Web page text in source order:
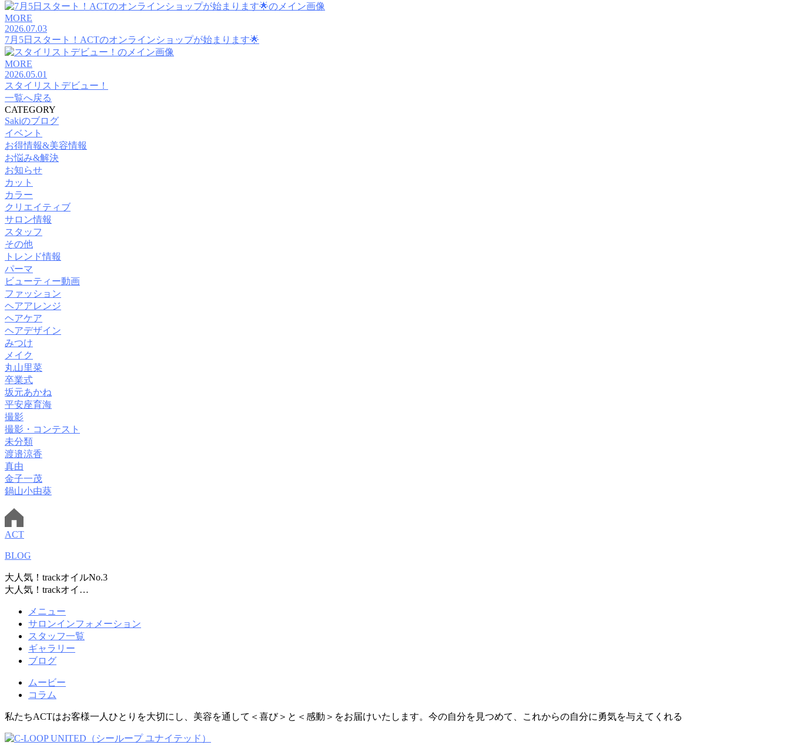
MORE
2026.07.03
7月5日スタート！ACTのオンラインショップが始まります🌟
MORE
2026.05.01
スタイリストデビュー！
一覧へ戻る
CATEGORY
Sakiのブログ
イベント
お得情報&美容情報
お悩み&解決
お知らせ
カット
カラー
クリエイティブ
サロン情報
スタッフ
その他
トレンド情報
パーマ
ビューティー動画
ファッション
ヘアアレンジ
ヘアケア
ヘアデザイン
みつけ
メイク
丸山里菜
卒業式
坂元あかね
平安座育海
撮影
撮影・コンテスト
未分類
渡邉涼香
真由
金子一茂
鍋山小由葵
ACT
BLOG
大人気！trackオイルNo.3
大人気！trackオイ…
メニュー
サロンインフォメーション
スタッフ一覧
ギャラリー
ブログ
ムービー
コラム
私たちACTはお客様一人ひとりを大切にし、美容を通して＜喜び＞と＜感動＞をお届けいたします。今の自分を見つめて、これからの自分に勇気を与えてくれる